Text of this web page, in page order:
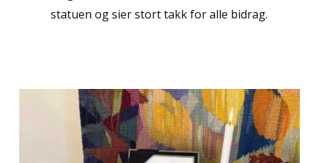
statuen og sier stort takk for alle bidrag.